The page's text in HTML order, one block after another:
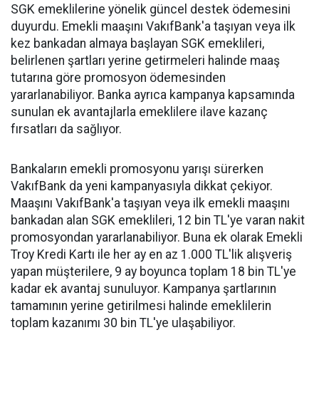
SGK emeklilerine yönelik güncel destek ödemesini
duyurdu. Emekli maaşını VakıfBank'a taşıyan veya ilk
kez bankadan almaya başlayan SGK emeklileri,
belirlenen şartları yerine getirmeleri halinde maaş
tutarına göre promosyon ödemesinden
yararlanabiliyor. Banka ayrıca kampanya kapsamında
sunulan ek avantajlarla emeklilere ilave kazanç
fırsatları da sağlıyor.
Bankaların emekli promosyonu yarışı sürerken
VakıfBank da yeni kampanyasıyla dikkat çekiyor.
Maaşını VakıfBank'a taşıyan veya ilk emekli maaşını
bankadan alan SGK emeklileri, 12 bin TL'ye varan nakit
promosyondan yararlanabiliyor. Buna ek olarak Emekli
Troy Kredi Kartı ile her ay en az 1.000 TL'lik alışveriş
yapan müşterilere, 9 ay boyunca toplam 18 bin TL'ye
kadar ek avantaj sunuluyor. Kampanya şartlarının
tamamının yerine getirilmesi halinde emeklilerin
toplam kazanımı 30 bin TL'ye ulaşabiliyor.